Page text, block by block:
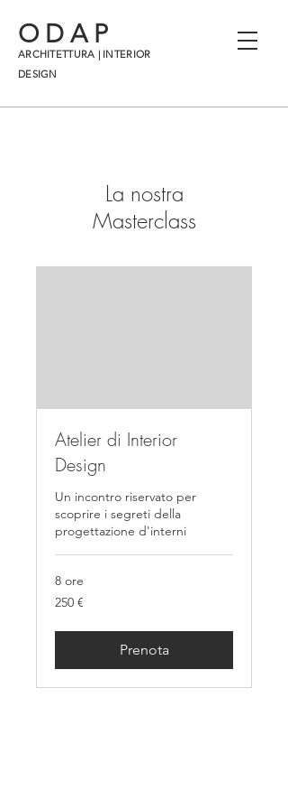
ODAP
ARCHITETTURA | INTERIOR
DESIGN
La nostra
Masterclass
Atelier di Interior
Design
Un incontro riservato per
scoprire i segreti della
progettazione d'interni
8 ore
250
euro
250 €
Prenota